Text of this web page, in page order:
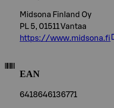
Midsona Finland Oy
PL 5, 01511 Vantaa
https://www.midsona.fi
EAN
6418646136771